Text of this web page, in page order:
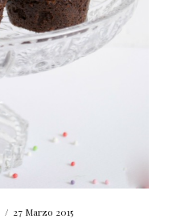
/ 27 Marzo 2015